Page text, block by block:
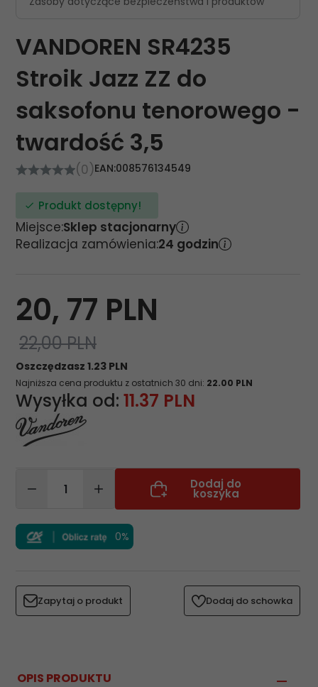
VANDOREN SR4235
Stroik Jazz ZZ do
saksofonu tenorowego -
twardość 3,5
(0)EAN:008576134549
Produkt dostępny!
Miejsce:Sklep stacjonarny
Realizacja zamówienia:24 godzin
20, 77 PLN
22,00 PLN
Oszczędzasz 1.23 PLN
Najniższa cena produktu z ostatnich 30 dni: 22.00 PLN
Wysyłka od: 11.37 PLN
Dodaj do
koszyka
0%
Zapytaj o produkt Dodaj do schowka
OPIS PRODUKTU